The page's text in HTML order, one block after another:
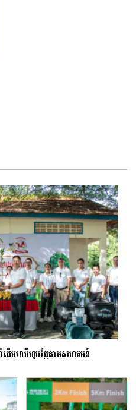
ាំ​ដើម​ឈើ​ហូប​ផ្លែ​តាម​សហ​គមន៍